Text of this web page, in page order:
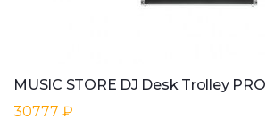
MUSIC STORE DJ Desk Trolley PRO
30777 ₽